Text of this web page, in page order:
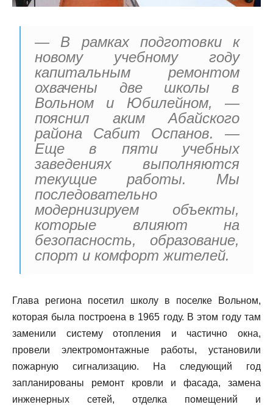
— В рамках подготовки к
новому учебному году
капитальным ремонтом
охвачены две школы в
Вольном и Юбилейном, —
пояснил аким Абайского
района Сабит Оспанов. —
Еще в пяти учебных
заведениях выполняются
текущие работы. Мы
последовательно
модернизируем объекты,
которые влияют на
безопасность, образование,
спорт и комфорт жителей.
Глава региона посетил школу в поселке Вольном,
которая была построена в 1965 году. В этом году там
заменили систему отопления и частично окна,
провели электромонтажные работы, установили
пожарную сигнализацию. На следующий год
запланированы ремонт кровли и фасада, замена
инженерных сетей, отделка помещений и